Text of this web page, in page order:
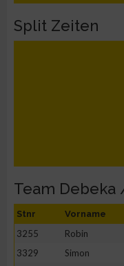
Split Zeiten
Team Debeka
Stnr Vorname
3255 Robin
3329
Simon